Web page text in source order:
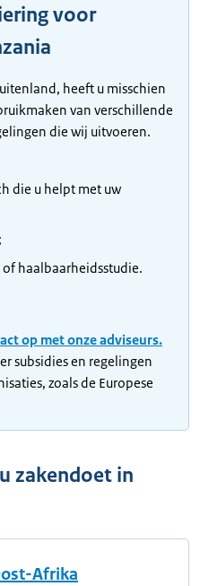
voor
heeft u misschien
van verschillende
die wij uitvoeren.
die u helpt met uw
haalbaarheidsstudie.
op met onze adviseurs.
subsidies en regelingen
zoals de Europese
zakendoet in
Afrika